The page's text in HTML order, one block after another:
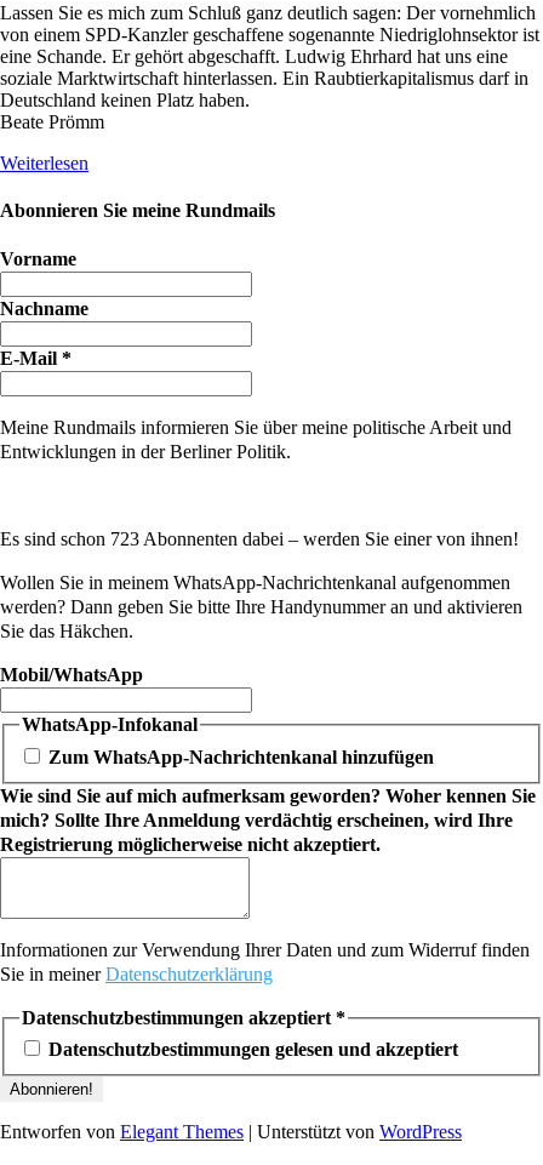
Lassen Sie es mich zum Schluß ganz deutlich sagen: Der vornehmlich
von einem SPD-Kanzler geschaffene sogenannte Niedriglohnsektor ist
eine Schande. Er gehört abgeschafft. Ludwig Ehrhard hat uns eine
soziale Marktwirtschaft hinterlassen. Ein Raubtierkapitalismus darf in
Deutschland keinen Platz haben.
Beate Prömm
Weiterlesen
Abonnieren Sie meine Rundmails
Vorname
Nachname
E-Mail *
Meine Rundmails informieren Sie über meine politische Arbeit und
Entwicklungen in der Berliner Politik.
Es sind schon 723 Abonnenten dabei – werden Sie einer von ihnen!
Wollen Sie in meinem WhatsApp-Nachrichtenkanal aufgenommen
werden? Dann geben Sie bitte Ihre Handynummer an und aktivieren
Sie das Häkchen.
Mobil/WhatsApp
WhatsApp-Infokanal
Zum WhatsApp-Nachrichtenkanal hinzufügen
Wie sind Sie auf mich aufmerksam geworden? Woher kennen Sie
mich? Sollte Ihre Anmeldung verdächtig erscheinen, wird Ihre
Registrierung möglicherweise nicht akzeptiert.
Informationen zur Verwendung Ihrer Daten und zum Widerruf finden
Sie in meinerDatenschutzerklärung
Datenschutzbestimmungen akzeptiert *
Datenschutzbestimmungen gelesen und akzeptiert
Entworfen von Elegant Themes | Unterstützt von WordPress